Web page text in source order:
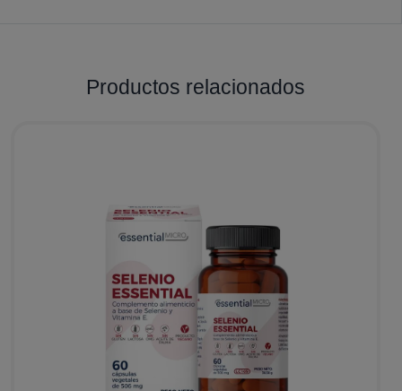
Productos relacionados